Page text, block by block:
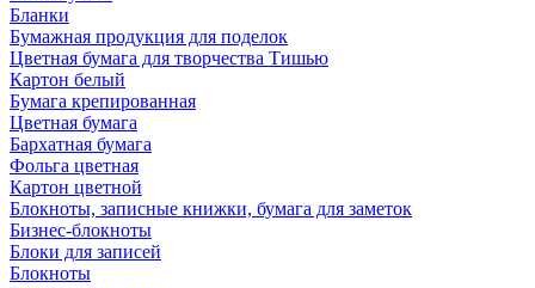
Бланки
Бумажная продукция для поделок
Цветная бумага для творчества Тишью
Картон белый
Бумага крепированная
Цветная бумага
Бархатная бумага
Фольга цветная
Картон цветной
Блокноты, записные книжки, бумага для заметок
Бизнес-блокноты
Блоки для записей
Блокноты